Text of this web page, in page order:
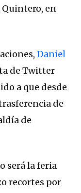
en
Daniel
de Twitter
a que desde
de
de
será la feria
recortes por